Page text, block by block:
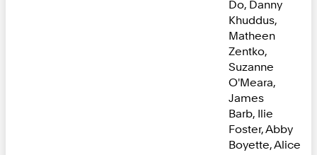
Do, Danny
Khuddus,
Matheen
Zentko,
Suzanne
O'Meara,
James
Barb, Ilie
Foster, Abby
Boyette, Alice